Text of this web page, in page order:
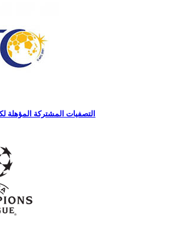
التصفيات المشتركة المؤهلة